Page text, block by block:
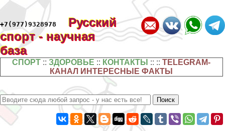
+7(977)9328978
Русский
спорт - научная
база
СПОРТ ::ЗДОРОВЬЕ :: КОНТАКТЫ :: ::TELEGRAM-
КАНАЛ ИНТЕРЕСНЫЕ ФАКТЫ